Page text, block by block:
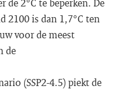
2°C te beperken. De
2100 is dan 1,7°C ten
voor de meest
de
(SSP2-4.5) piekt de